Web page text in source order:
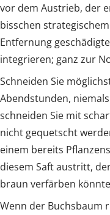
vor dem Austrieb, der
bisschen
Entfernung
integrieren; ganz zur
Schneiden Sie
Abendstunden,
schneiden Sie mit
nicht gequetscht
einem bereits
diesem Saft austritt,
braun verfärben
Wenn der Buchsbaum